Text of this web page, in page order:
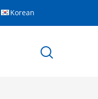
Korean